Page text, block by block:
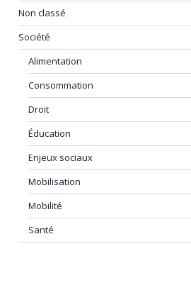
Non classé
Société
Alimentation
Consommation
Droit
Éducation
Enjeux sociaux
Mobilisation
Mobilité
Santé